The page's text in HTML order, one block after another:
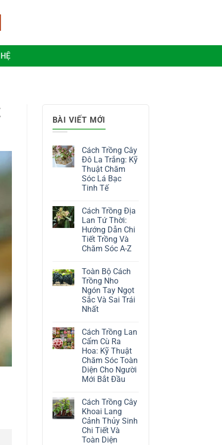
BÀI VIẾT MỚI
Cách Trồng Cây
Đô La Trắng: Kỹ
Thuật Chăm
Sóc Lá Bạc
Tinh Tế
bình
luận
ở
Cách
Trồng
Cây
Đô
Kỹ
Thuật
Chăm
Sóc
Lá
Bạc
Tinh
Cách Trồng Địa
Lan Tứ Thời:
Hướng Dẫn Chi
Tiết Trồng Và
Chăm Sóc A-Z
bình
luận
Cách
Trồng
Địa
Lan
Hướng
Dẫn
Chi
Tiết
Trồng
Và
Chăm
Sóc
A-
Toàn Bộ Cách
Trồng Nho
Ngón Tay Ngọt
Sắc Và Sai Trái
Nhất
bình
luận
ở
Toàn
Bộ
Cách
Trồng
Nho
Ngón
Sắc
Và
Sai
Trái
Nhất
Cách Trồng Lan
Cẩm Cù Ra
Hoa: Kỹ Thuật
Chăm Sóc Toàn
Diện Cho Người
Mới Bắt Đầu
bình
luận
ở
Cách
Trồng
Lan
Cẩm
Cách Trồng Cây
Khoai Lang
Cảnh Thủy Sinh
Chi Tiết Và
Toàn Diện